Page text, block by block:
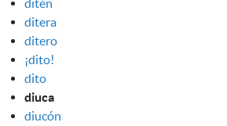
ditén
ditera
ditero
¡dito!
dito
diuca
diucón